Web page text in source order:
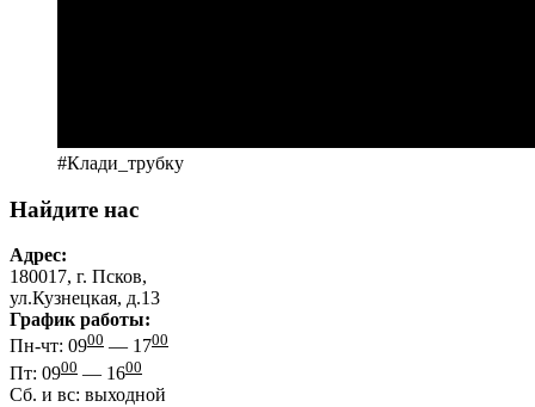
#Клади_трубку
Найдите нас
Адрес:
180017, г. Псков,
ул.Кузнецкая, д.13
График работы:
Пн-чт: 0900 — 1700
Пт: 0900 — 1600
Сб. и вс: выходной